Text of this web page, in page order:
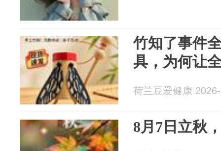
竹知了事件
具，为何让
荷兰豆爱健康
8月7日立秋